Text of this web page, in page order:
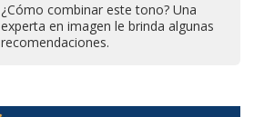
¿Cómo combinar este tono? Una
experta en imagen le brinda algunas
recomendaciones.